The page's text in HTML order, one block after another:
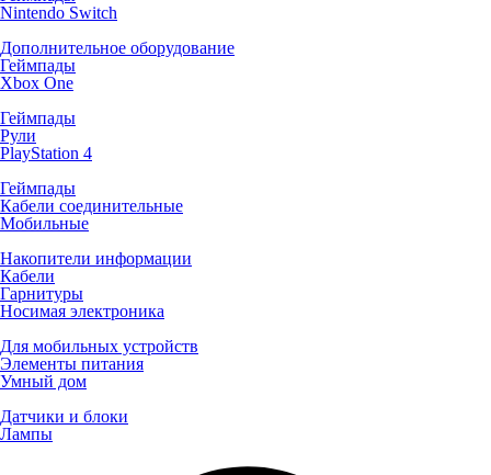
Nintendo Switch
Дополнительное оборудование
Геймпады
Xbox One
Геймпады
Рули
PlayStation 4
Геймпады
Кабели соединительные
Мобильные
Накопители информации
Кабели
Гарнитуры
Носимая электроника
Для мобильных устройств
Элементы питания
Умный дом
Датчики и блоки
Лампы